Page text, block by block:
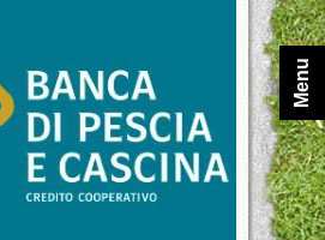
Menu